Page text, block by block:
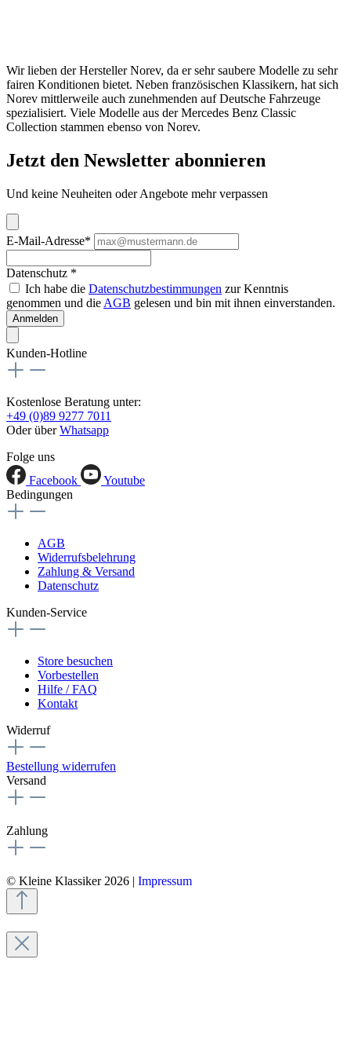
Wir lieben der Hersteller Norev, da er sehr saubere Modelle zu sehr
fairen Konditionen bietet. Neben französischen Klassikern, hat sich
Norev mittlerweile auch zunehmenden auf Deutsche Fahrzeuge
spezialisiert. Viele Modelle aus der Mercedes Benz Classic
Collection stammen ebenso von Norev.
Jetzt den Newsletter abonnieren
Und keine Neuheiten oder Angebote mehr verpassen
E-Mail-Adresse*
Datenschutz *
Ich habe die Datenschutzbestimmungen zur Kenntnis
genommen und die AGB gelesen und bin mit ihnen einverstanden.
Anmelden
Kunden-Hotline
Kostenlose Beratung unter:
+49 (0)89 9277 7011
Oder überWhatsapp
Folge uns
Facebook
Youtube
Bedingungen
AGB
Widerrufsbelehrung
Zahlung & Versand
Datenschutz
Kunden-Service
Store besuchen
Vorbestellen
Hilfe / FAQ
Kontakt
Widerruf
Bestellung widerrufen
Versand
Zahlung
© Kleine Klassiker 2026 | Impressum